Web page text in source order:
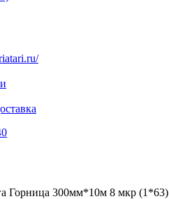
Горница 300мм*10м 8 мкр (1*63)